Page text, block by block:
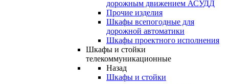
дорожным движением АСУДД
Прочие изделия
Шкафы всепогодные для
дорожной автоматики
Шкафы проектного исполнения
Шкафы и стойки
телекоммуникационные
Назад
Шкафы и стойки